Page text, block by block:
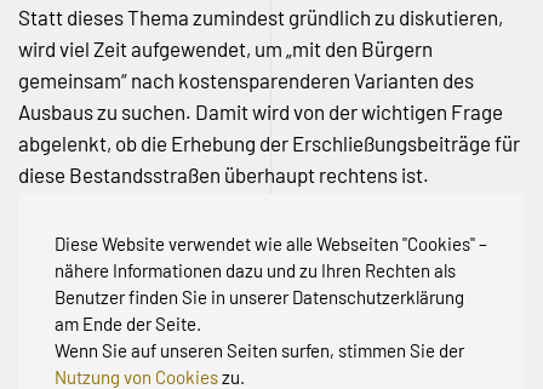
Diese Website verwendet wie alle Webseiten "Cookies" –
nähere Informationen dazu und zu Ihren Rechten als
Benutzer finden Sie in unserer Datenschutzerklärung
am Ende der Seite.
Wenn Sie auf unseren Seiten surfen, stimmen Sie der
Nutzung von Cookieszu.
Statt dieses Thema zumindest gründlich zu diskutieren,
wird viel Zeit aufgewendet, um „mit den Bürgern
gemeinsam“ nach kostensparenderen Varianten des
Ausbaus zu suchen. Damit wird von der wichtigen Frage
abgelenkt, ob die Erhebung der Erschließungsbeiträge für
diese Bestandsstraßen überhaupt rechtens ist.
Informieren Sie sich gerne unter„Worum geht es?“und
anderen Rubriken über die rechtlichen Grundlagen.